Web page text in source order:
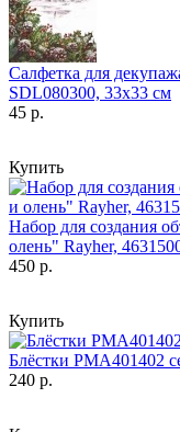
Салфетка для
SDL080300, 33х33 см
45 р.
Купить
Набор для создания
олень" Rayher,
450 р.
Купить
Блёстки PMA401402
240 р.